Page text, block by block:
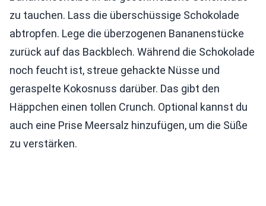
zu tauchen. Lass die überschüssige Schokolade
abtropfen. Lege die überzogenen Bananenstücke
zurück auf das Backblech. Während die Schokolade
noch feucht ist, streue gehackte Nüsse und
geraspelte Kokosnuss darüber. Das gibt den
Häppchen einen tollen Crunch. Optional kannst du
auch eine Prise Meersalz hinzufügen, um die Süße
zu verstärken.